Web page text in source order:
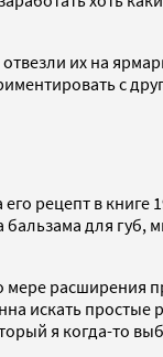
их на
с
рецепт в книге
для губ,
расширения
искать
я когда-то